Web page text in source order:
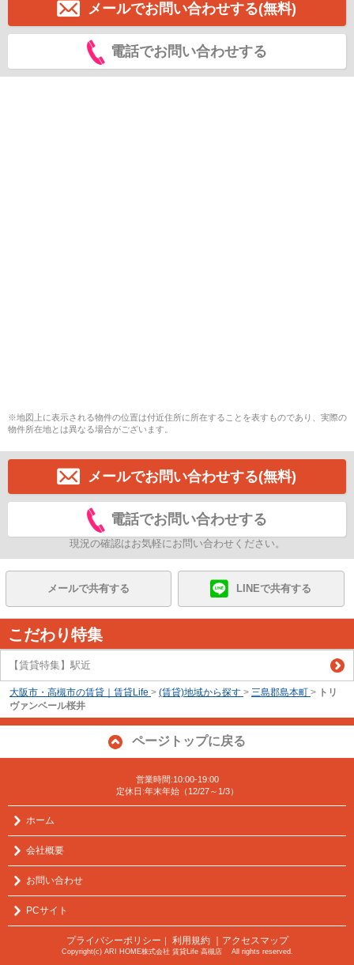
メールでお問い合わせする(無料)
電話でお問い合わせする
※地図上に表示される物件の位置は付近住所に所在することを表すものであり、実際の
物件所在地とは異なる場合がございます。
メールでお問い合わせする(無料)
電話でお問い合わせする
現況の確認はお気軽にお問い合わせください。
メールで共有する LINEで共有する
こだわり特集
【賃貸特集】駅近
大阪市・高槻市の賃貸｜賃貸Life > (賃貸)地域から探す > 三島郡島本町 >
トリ
ヴァンベール桜井
ページトップに戻る
営業時間:10:00-19:00
定休日:年末年始（12/27～1/3）
ホーム
会社概要
お問い合わせ
PCサイト
プライバシーポリシー 利用規約 ｜アクセスマップ
Copyright(c) ARI HOME株式会社 賃貸Life 高槻店 All rights reserved.